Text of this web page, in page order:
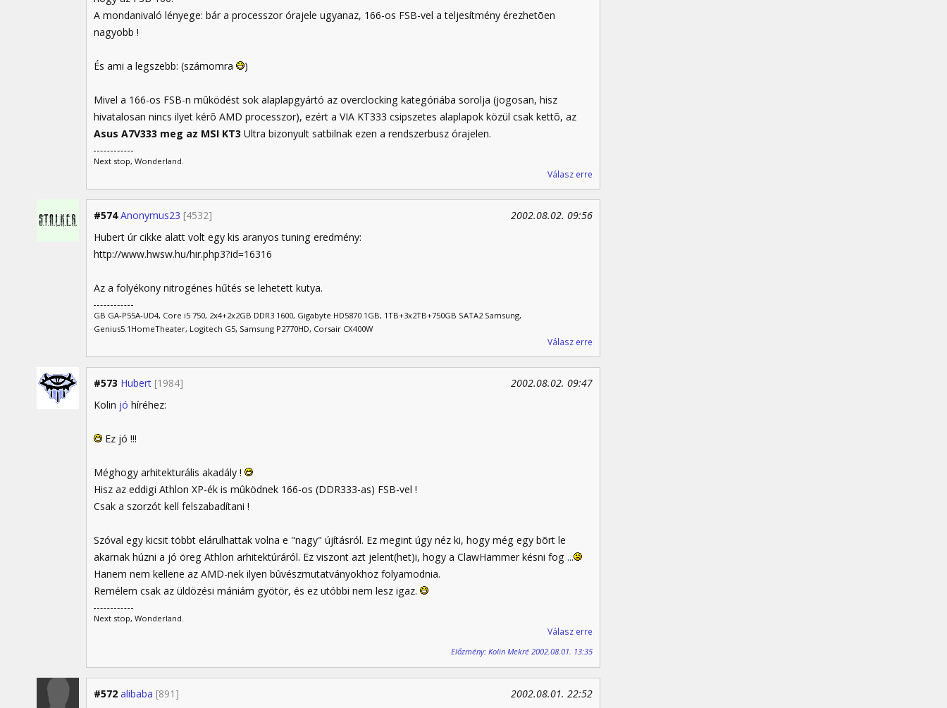
A mondanivaló lényege: bár a processzor órajele ugyanaz, 166-os FSB-vel a teljesítmény érezhetõen
nagyobb !
És ami a legszebb: (számomra )
Mivel a 166-os FSB-n mûködést sok alaplapgyártó az overclocking kategóriába sorolja (jogosan, hisz
hivatalosan nincs ilyet kérõ AMD processzor), ezért a VIA KT333 csipszetes alaplapok közül csak kettõ, az
Asus A7V333 meg az MSI KT3 Ultra bizonyult satbilnak ezen a rendszerbusz órajelen.
Next stop, Wonderland.
Válasz erre
#574 Anonymus23 [4532]
2002.08.02. 09:56
Hubert úr cikke alatt volt egy kis aranyos tuning eredmény:
http://www.hwsw.hu/hir.php3?id=16316
Az a folyékony nitrogénes hűtés se lehetett kutya.
GB GA-P55A-UD4, Core i5 750, 2x4+2x2GB DDR3 1600, Gigabyte HD5870 1GB, 1TB+3x2TB+750GB SATA2 Samsung,
Genius5.1HomeTheater, Logitech G5, Samsung P2770HD, Corsair CX400W
Válasz erre
#573 Hubert [1984]
2002.08.02. 09:47
Kolin jó híréhez:
Ez jó !!!
Méghogy arhitekturális akadály !
Hisz az eddigi Athlon XP-ék is mûködnek 166-os (DDR333-as) FSB-vel !
Csak a szorzót kell felszabadítani !
Szóval egy kicsit többt elárulhattak volna e "nagy" újításról. Ez megint úgy néz ki, hogy még egy bõrt le
akarnak húzni a jó öreg Athlon arhitektúráról. Ez viszont azt jelent(het)i, hogy a ClawHammer késni fog ...
Hanem nem kellene az AMD-nek ilyen bûvészmutatványokhoz folyamodnia.
Remélem csak az üldözési mániám gyötör, és ez utóbbi nem lesz igaz.
Next stop, Wonderland.
Válasz erre
Előzmény: Kolin Mekré 2002.08.01. 13:35
#572 alibaba [891]
2002.08.01. 22:52